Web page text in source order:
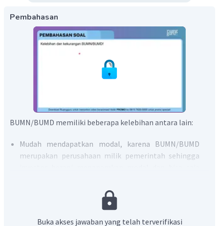
Pembahasan
BUMN/BUMD memiliki beberapa kelebihan antara lain:
Mudah mendapatkan modal, karena BUMN/BUMD
merupakan perusahaan milik pemerintah sehingga
Memberikan pendapatan bagi negara, karena
perusahaan BUMN/BUMD milik pemerintah maka
Buka akses jawaban yang telah terverifikasi